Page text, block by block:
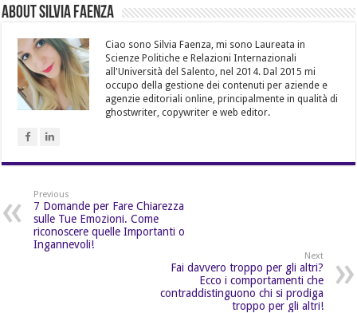
About Silvia Faenza
Ciao sono Silvia Faenza, mi sono Laureata in
Scienze Politiche e Relazioni Internazionali
all'Università del Salento, nel 2014. Dal 2015 mi
occupo della gestione dei contenuti per aziende e
agenzie editoriali online, principalmente in qualità di
ghostwriter, copywriter e web editor.
Previous
7 Domande per Fare Chiarezza
sulle Tue Emozioni. Come
riconoscere quelle Importanti o
Ingannevoli!
Next
Fai davvero troppo per gli altri?
Ecco i comportamenti che
contraddistinguono chi si prodiga
troppo per gli altri!